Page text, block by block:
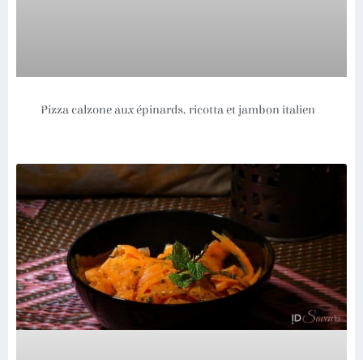
Pizza calzone aux épinards, ricotta et jambon italien